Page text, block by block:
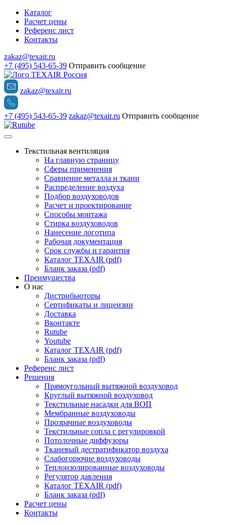
Каталог
Расчет цены
Референс лист
Контакты
zakaz@texair.ru
+7 (495) 543-65-39 Отправить сообщение
zakaz@texair.ru
+7 (495) 543-65-39 zakaz@texair.ru Отправить сообщение
Текстильная вентиляция
На главную страницу
Сферы применения
Сравнение металла и ткани
Распределение воздуха
Подбор воздуховодов
Расчет и проектирование
Способы монтажа
Стирка воздуховодов
Нанесение логотипа
Рабочая документация
Срок службы и гарантия
Каталог TEXAIR (pdf)
Бланк заказа (pdf)
Преимущества
О нас
Дистрибьюторы
Сертификаты и лицензии
Доставка
Вконтакте
Rutube
Youtube
Каталог TEXAIR (pdf)
Бланк заказа (pdf)
Референс лист
Решения
Прямоугольный вытяжной воздуховод
Круглый вытяжной воздуховод
Текстильные насадки для ВОП
Мембранные воздуховоды
Прозрачные воздуховоды
Текстильные сопла с регулировкой
Потолочные диффузоры
Тканевый дестратификатор воздуха
Слабогорючие воздуховоды
Теплоизолированные воздуховоды
Регулятор давления
Каталог TEXAIR (pdf)
Бланк заказа (pdf)
Расчет цены
Контакты